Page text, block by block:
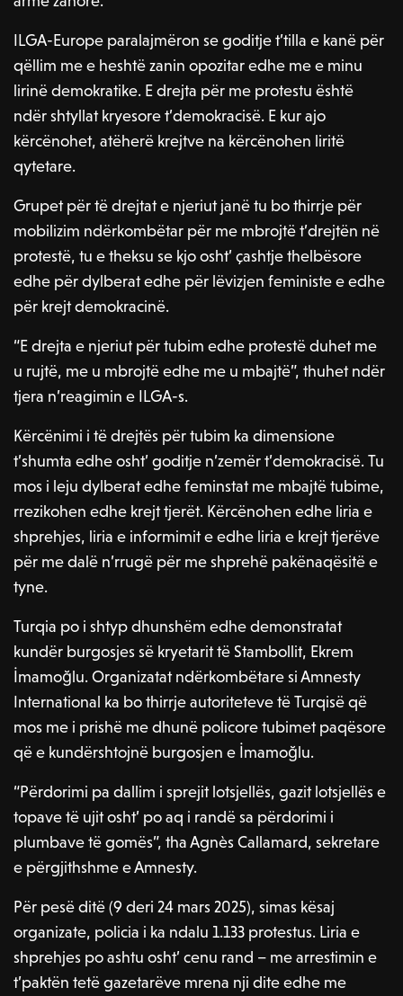
ILGA-Europe paralajmëron se goditje t’tilla e kanë për
qëllim me e heshtë zanin opozitar edhe me e minu
lirinë demokratike. E drejta për me protestu është
ndër shtyllat kryesore t’demokracisë. E kur ajo
kërcënohet, atëherë krejtve na kërcënohen liritë
qytetare.
Grupet për të drejtat e njeriut janë tu bo thirrje për
mobilizim ndërkombëtar për me mbrojtë t’drejtën në
protestë, tu e theksu se kjo osht’ çashtje thelbësore
edhe për dylberat edhe për lëvizjen feministe e edhe
për krejt demokracinë.
“E drejta e njeriut për tubim edhe protestë duhet me
u rujtë, me u mbrojtë edhe me u mbajtë”, thuhet ndër
tjera n’reagimin e ILGA-s.
Kërcënimi i të drejtës për tubim ka dimensione
t’shumta edhe osht’ goditje n’zemër t’demokracisë. Tu
mos i leju dylberat edhe feminstat me mbajtë tubime,
rrezikohen edhe krejt tjerët. Kërcënohen edhe liria e
shprehjes, liria e informimit e edhe liria e krejt tjerëve
për me dalë n’rrugë për me shprehë pakënaqësitë e
tyne.
Turqia po i shtyp dhunshëm edhe demonstratat
kundër burgosjes së kryetarit të Stambollit, Ekrem
İmamoğlu. Organizatat ndërkombëtare si Amnesty
International ka bo thirrje autoriteteve të Turqisë që
mos me i prishë me dhunë policore tubimet paqësore
që e kundërshtojnë burgosjen e İmamoğlu.
“Përdorimi pa dallim i sprejit lotsjellës, gazit lotsjellës e
topave të ujit osht’ po aq i randë sa përdorimi i
plumbave të gomës”, tha Agnès Callamard, sekretare
e përgjithshme e Amnesty.
Për pesë ditë (9 deri 24 mars 2025), simas kësaj
organizate, policia i ka ndalu 1.133 protestus. Liria e
shprehjes po ashtu osht’ cenu rand – me arrestimin e
t’paktën tetë gazetarëve mrena nji dite edhe me